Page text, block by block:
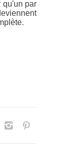
qu'un par